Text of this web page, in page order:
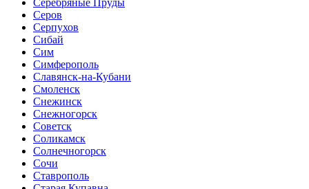
Серов
Серпухов
Сибай
Сим
Симферополь
Славянск-на-Кубани
Смоленск
Снежинск
Снежногорск
Советск
Соликамск
Солнечногорск
Сочи
Ставрополь